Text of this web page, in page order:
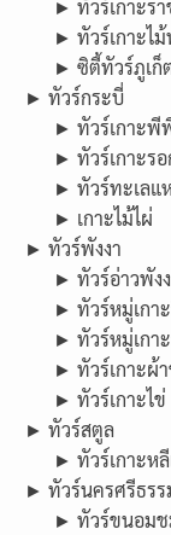
► ทัวร์เกาะรา
► ทัวร์เกาะไ
► ซิตี้ทัวร์ภูเก็
► ทัวร์กระบี่
► ทัวร์เกาะพี
► ทัวร์เกาะร
► ทัวร์ทะเลแ
► เกาะไม้ไผ่
► ทัวร์พังงา
► ทัวร์อ่าวพัง
► ทัวร์หมู่เกา
► ทัวร์หมู่เกา
► ทัวร์เกาะผ้
► ทัวร์เกาะไข่
► ทัวร์สตูล
► ทัวร์เกาะหลี
► ทัวร์นครศรีธรร
► ทัวร์ขนอม